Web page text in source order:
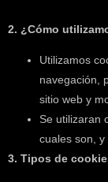
2. ¿Cómo
Utilizamos
navegación,
sitio web y
Se utilizaran
cuales son,
3. Tipos de